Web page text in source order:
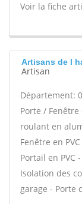
Voir la fiche
Artisans de l
Artisan
Département:
Porte /
roulant en
Fenêtre en
Portail en PVC
Isolation des
garage - Porte